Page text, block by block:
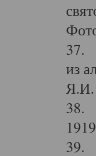
37.
из
Я.И.
38.
39.